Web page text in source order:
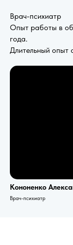
Врач-психиатр
Опыт работы в
года.
Длительный опыт
Кононенко
Врач-психиатр